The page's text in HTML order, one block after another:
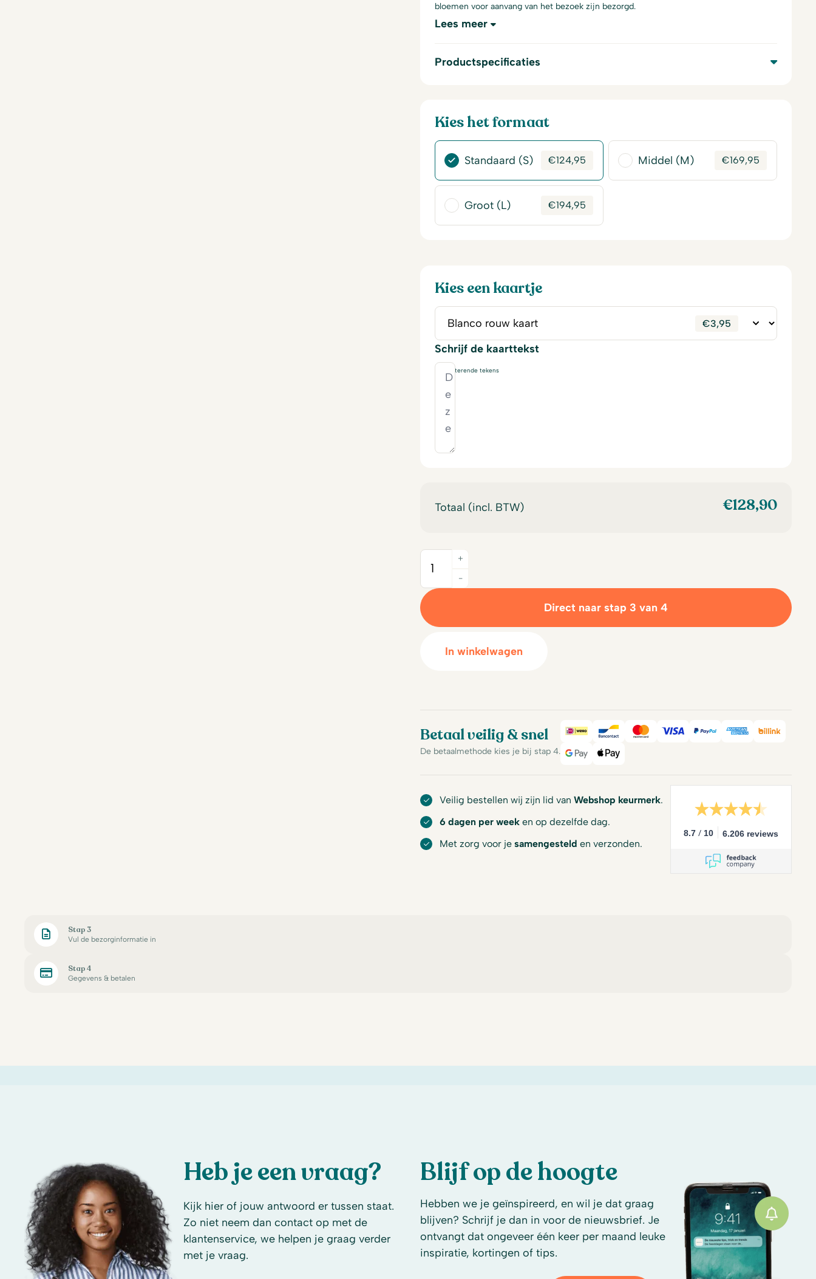
bloemen voor aanvang van het bezoek zijn bezorgd.
Lees meer
Productspecificaties
Kies het formaat
Standaard (S) €124,95 Middel (M) €169,95
Groot (L) €194,95
Kies een kaartje
€3,95
Schrijf de kaarttekst
resterende tekens
Totaal (incl. BTW) €128,90
Quantity
-
+
Direct naar stap 3 van 4
In winkelwagen
Betaal veilig & snel
De betaalmethode kies je bij stap 4.
iDeal BancontactMastercard
Visa PayPalAmerican
Billink
Google PayApple Pay
Veilig bestellen wij zijn lid van Webshop keurmerk.
6 dagen per week en op dezelfde dag.
Met zorg voor je samengesteld en verzonden.
8.7 / 10 6.206 reviews
Stap 3
Vul de bezorginformatie in
Stap 4
Gegevens & betalen
Heb je een vraag?
Kijk hier of jouw antwoord er tussen staat.
Zo niet neem dan contact op met de
klantenservice, we helpen je graag verder
met je vraag.
Blijf op de hoogte
Hebben we je geïnspireerd, en wil je dat graag
blijven? Schrijf je dan in voor de nieuwsbrief. Je
ontvangt dat ongeveer één keer per maand leuke
inspiratie, kortingen of tips.